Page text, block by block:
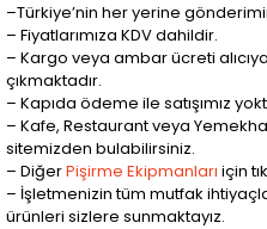
–Türkiye’nin her yerine
– Fiyatlarımıza KDV dahildir.
– Kargo veya ambar ücreti
çıkmaktadır.
– Kapıda ödeme ile satışımız
– Kafe, Restaurant veya
sitemizden bulabilirsiniz.
– DiğerPişirme Ekipmanları için
– İşletmenizin tüm mutfak
ürünleri sizlere sunmaktayız.